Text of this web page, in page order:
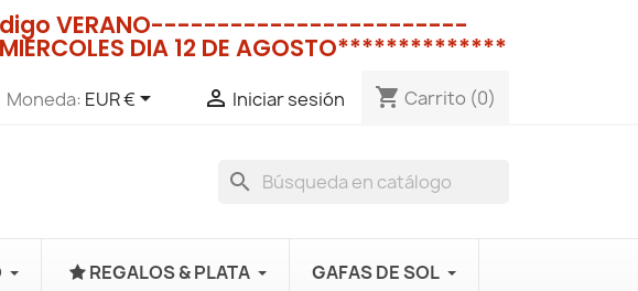
VERANO------------------------
DIA 12 DE AGOSTO**************
Moneda: EUR €  Iniciar sesión shopping_cart Carrito (0)
search
REGALOS & PLATA GAFAS DE SOL